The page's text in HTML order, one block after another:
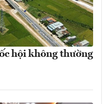
hội không thường